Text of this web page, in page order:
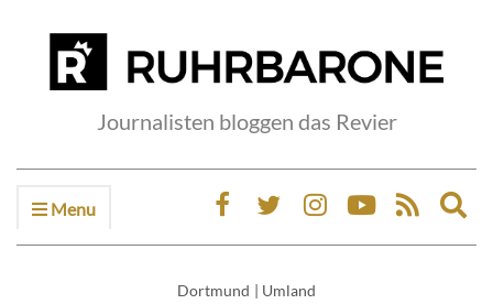
Journalisten bloggen das Revier
Menu
Dortmund | Umland